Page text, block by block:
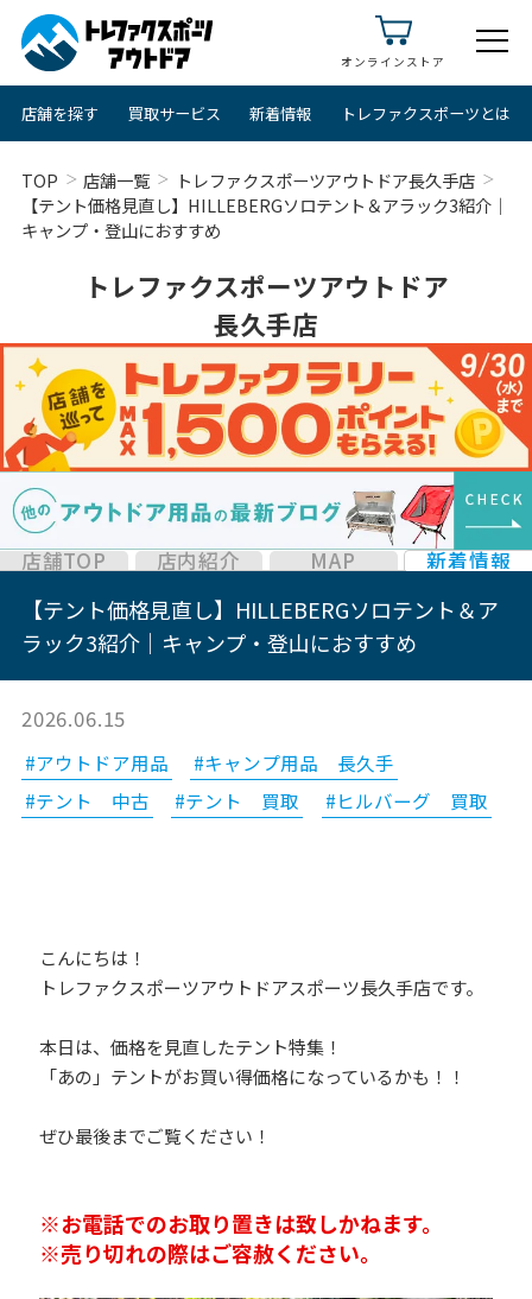
オンラインストア
店舗を探す 買取サービス 新着情報 トレファクスポーツとは
TOP 店舗一覧
トレファクスポーツアウトドア長久手店
【テント価格見直し】HILLEBERGソロテント＆アラック3紹介｜
キャンプ・登山におすすめ
トレファクスポーツアウトドア
長久手店
店舗TOP 店内紹介 MAP 新着情報
【テント価格見直し】HILLEBERGソロテント＆ア
ラック3紹介｜キャンプ・登山におすすめ
2026.06.15
#アウトドア用品
#キャンプ用品 長久手
#テント 中古
#テント 買取 #ヒルバーグ 買取
﻿こんにちは！
トレファクスポーツアウトドアスポーツ長久手店です。
本日は、価格を見直したテント特集！
「あの」テントがお買い得価格になっているかも！！
ぜひ最後までご覧ください！
※お電話でのお取り置きは致しかねます。
※売り切れの際はご容赦ください。